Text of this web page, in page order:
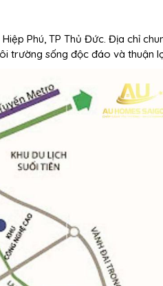
Phú, TP Thủ Đức. Địa chỉ
trường sống độc đáo và thuận